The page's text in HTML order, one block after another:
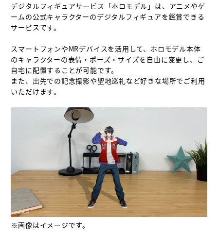
デジタルフィギュアサービス「ホロモデル」は、アニメやゲ
ームの公式キャラクターのデジタルフィギュアを鑑賞できる
サービスです。
スマートフォンやMRデバイスを活用して、ホロモデル本体
のキャラクターの表情・ポーズ・サイズを自由に変更し、ご
自宅に配置することが可能です。
また、出先での記念撮影や聖地巡礼など好きな場所でご利用
いただけます。
※画像はイメージです。